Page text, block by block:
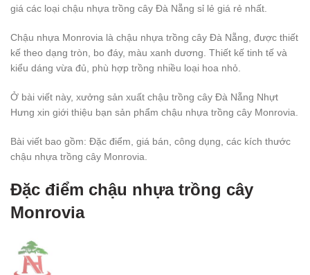
giá các loại chậu nhựa trồng cây Đà Nẵng sỉ lẻ giá rẻ nhất.
Chậu nhựa Monrovia là chậu nhựa trồng cây Đà Nẵng, được thiết
kế theo dạng tròn, bo đáy, màu xanh dương. Thiết kế tinh tế và
kiểu dáng vừa đủ, phù hợp trồng nhiều loại hoa nhỏ.
Ở bài viết này, xưởng sản xuất chậu trồng cây Đà Nẵng Nhựt
Hưng xin giới thiệu bạn sản phẩm chậu nhựa trồng cây Monrovia.
Bài viết bao gồm: Đặc điểm, giá bán, công dụng, các kích thước
chậu nhựa trồng cây Monrovia.
Đặc điểm chậu nhựa trồng cây
Monrovia